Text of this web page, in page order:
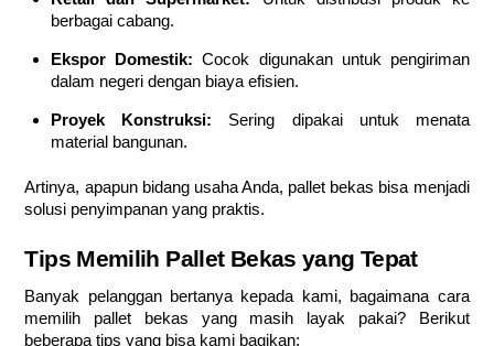
berbagai cabang.
Ekspor Domestik: Cocok digunakan untuk pengiriman
dalam negeri dengan biaya efisien.
Proyek Konstruksi: Sering dipakai untuk menata
material bangunan.
Artinya, apapun bidang usaha Anda, pallet bekas bisa menjadi
solusi penyimpanan yang praktis.
Tips Memilih Pallet Bekas yang Tepat
Banyak pelanggan bertanya kepada kami, bagaimana cara
memilih pallet bekas yang masih layak pakai? Berikut
beberapa tips yang bisa kami bagikan: